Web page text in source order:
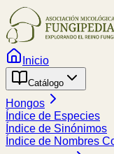
Inicio
Catálogo
Hongos
Índice de Especies
Índice de Sinónimos
Índice de Nombres